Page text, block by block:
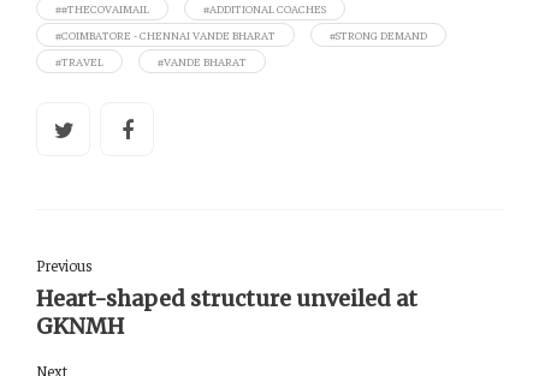
##THECOVAIMAIL
#ADDITIONAL COACHES
#COIMBATORE - CHENNAI VANDE BHARAT
#STRONG DEMAND
#TRAVEL
#VANDE BHARAT
Previous
Heart-shaped structure unveiled at
GKNMH
Next